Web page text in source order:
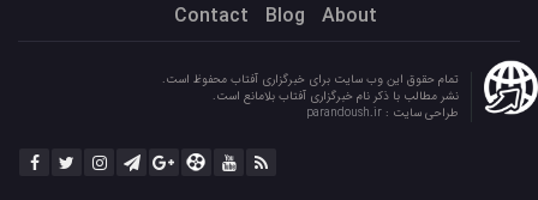
About
Blog
Contact
تمام حقوق این وب سایت برای خبرگزاری آفتاب محفوظ است.
نشر مطالب با ذکر نام خبرگزاری آفتاب بلامانع است.
طراحی سایت :